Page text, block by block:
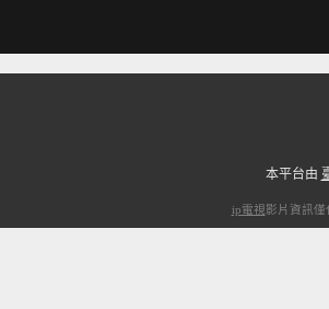
本平台由
ip電視影片資訊